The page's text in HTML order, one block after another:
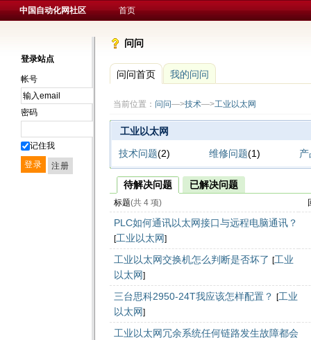
中国自动化网社区 首页
登录站点
帐号
密码
记住我
问问
问问首页 我的问问
当前位置： 问问—>技术—>工业以太网
工业以太网
技术问题(2) 维修问题(1)
待解决问题 已解决问题
标题(共 4 项)
PLC如何通讯以太网接口与远程电脑通讯？
[工业以太网]
工业以太网交换机怎么判断是否坏了 [工业
以太网]
三台思科2950-24T我应该怎样配置？ [工业
以太网]
工业以太网冗余系统任何链路发生故障都会